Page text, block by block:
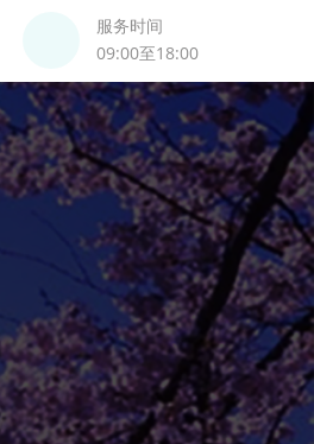
服务时间
09:00至18:00